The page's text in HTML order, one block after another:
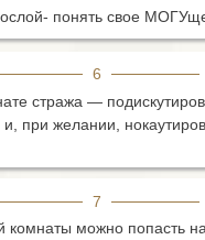
понять свое
6
стража —
и, при желании,
7
комнаты можно попасть